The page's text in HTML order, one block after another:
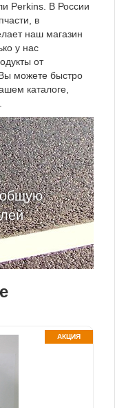
Perkins. В России
в
наш магазин
у нас
от
можете быстро
каталоге,
общую
АКЦИЯ